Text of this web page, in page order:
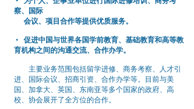
察、国际
会议、项目合作等提供优质服务。
· 促进中国与世界各国学前教育、基础教育和高等教
育机构之间的沟通交流、合作办学。
主要业务范围包括留学进修、商务考察、人才引
进、国际会议、招商引资、合作办学等。目前与美
国、加拿大、英国、东南亚等多个国家的政府、高
校、协会展开了全方位的合作。